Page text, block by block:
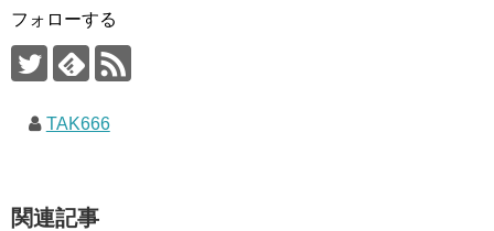
フォローする
TAK666
関連記事